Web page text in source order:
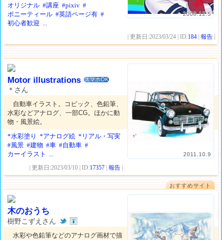
2008.12.5
オリジナル #講座 #pixiv #
ポニーティール #英語ページ有 #
初心者歓迎 ...
| 更新日:2023/03/24 | ID:184 |報告
2011.10.9
Motor illustrations スマホOK
＊さん
自動車イラスト。コピック、色鉛筆、
水彩などアナログ、一部CG。ほかに動
物・風景絵。
*水彩塗り
*アナログ絵 *リアル・写実
#風景 #建物 #車 #自動車 #
カーイラスト
...
| 更新日:2023/03/10 | ID:17357 |報告
おすすめサイト
木のおうち
樹野こずえさん
水彩や色鉛筆などのアナログ画材で描